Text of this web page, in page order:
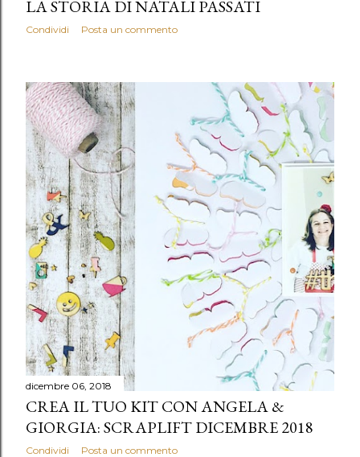
LA STORIA DI NATALI PASSATI
Condividi Posta un commento
dicembre 06, 2018
CREA IL TUO KIT CON ANGELA &
GIORGIA: SCRAPLIFT DICEMBRE 2018
Condividi Posta un commento